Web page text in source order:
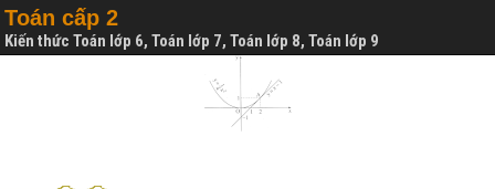
Toán cấp 2
Kiến thức Toán lớp 6, Toán lớp 7, Toán lớp 8, Toán lớp 9